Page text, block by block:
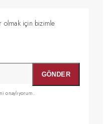
olmak için bizimle
onaylıyorum.